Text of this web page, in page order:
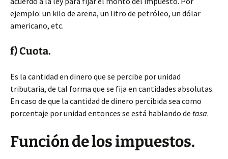
ejemplo: un kilo de arena, un litro de petróleo, un dólar
americano, etc.
f) Cuota.
Es la cantidad en dinero que se percibe por unidad
tributaria, de tal forma que se fija en cantidades absolutas.
En caso de que la cantidad de dinero percibida sea como
porcentaje por unidad entonces se está hablando de tasa.
Función de los impuestos.